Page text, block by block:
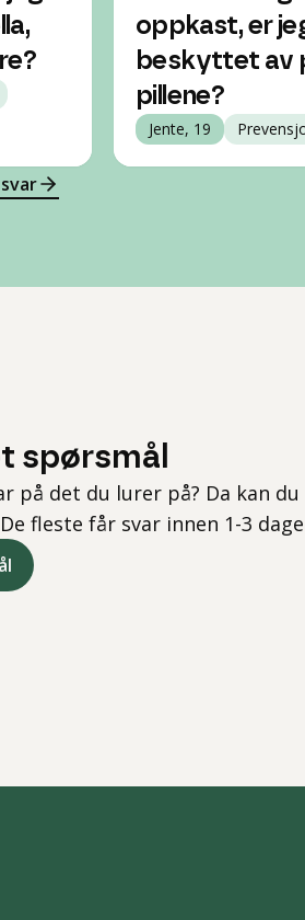
oppkast, er
beskyttet av
pillene?
Jente, 19
spørsmål
på det du lurer på? Da kan
fleste får svar innen 1-3